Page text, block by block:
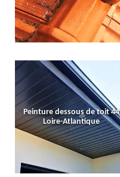
Peinture dessous de toit 44
Loire-Atlantique